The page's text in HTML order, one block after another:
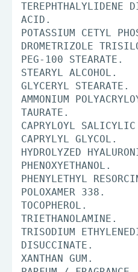
TEREPHTHALYLIDENE
ACID.
POTASSIUM CETYL
DROMETRIZOLE
PEG-100 STEARATE.
STEARYL ALCOHOL.
GLYCERYL STEARATE.
AMMONIUM
TAURATE.
CAPRYLOYL
CAPRYLYL GLYCOL.
HYDROLYZED
PHENOXYETHANOL.
PHENYLETHYL
POLOXAMER 338.
TOCOPHEROL.
TRIETHANOLAMINE.
TRISODIUM
DISUCCINATE.
XANTHAN GUM.